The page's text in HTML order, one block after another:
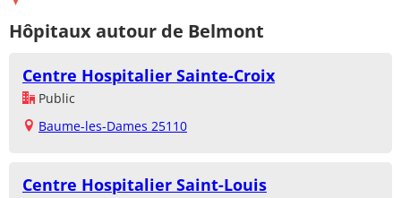
Hôpitaux autour de Belmont
Centre Hospitalier Sainte-Croix
Public
Baume-les-Dames 25110
Centre Hospitalier Saint-Louis